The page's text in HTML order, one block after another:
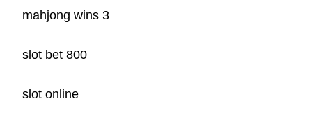
mahjong wins 3
slot bet 800
slot online